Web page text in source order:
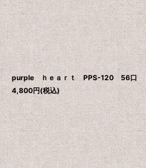
purple ｈｅａｒｔ PPS-120 56口
4,800円(税込)